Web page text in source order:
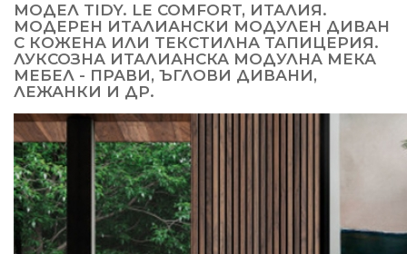
МОДЕЛ TIDY. LE COMFORT, ИТАЛИЯ.
МОДЕРЕН ИТАЛИАНСКИ МОДУЛЕН ДИВАН
С КОЖЕНА ИЛИ ТЕКСТИЛНА ТАПИЦЕРИЯ.
ЛУКСОЗНА ИТАЛИАНСКА МОДУЛНА МЕКА
МЕБЕЛ - ПРАВИ, ЪГЛОВИ ДИВАНИ,
ЛЕЖАНКИ И ДР.